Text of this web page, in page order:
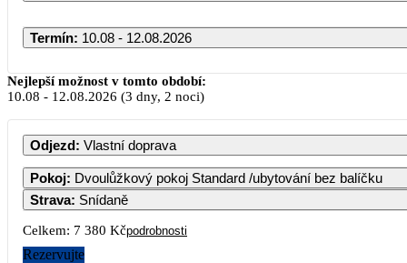
Termín: 10.08 - 12.08.2026
Srpen 2026
PO ÚT ST ČT PÁ
3 4 5 6 7
Nejlepší možnost v tomto období:
10.08 - 12.08.2026 (3 dny, 2 noci)
Odjezd: Vlastní doprava
Pokoj: Dvoulůžkový pokoj Standard /ubytování bez balíčku
Strava: Snídaně
Celkem: 7 380 Kčpodrobnosti
Rezervujte